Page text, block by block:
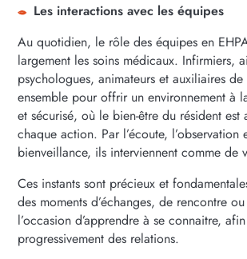
Les interactions avec les équipes
Au quotidien, le rôle des équipes en
largement les soins médicaux. Infirmiers,
psychologues, animateurs et auxiliaires
ensemble pour offrir un environnement à
et sécurisé, où le bien-être du résident
chaque action. Par l’écoute, l’observation
bienveillance, ils interviennent comme de
Ces instants sont précieux et
des moments d’échanges, de rencontre
l’occasion d’apprendre à se connaitre,
progressivement des relations.